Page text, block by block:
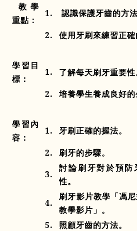
教學
重點：
1.
認識保護牙齒的方
2.
使用牙刷來練習正
學習目
標：
1. 了解每天刷牙重要性
2.
培養學生養成良好
學習內
容 ：
1.
牙刷正確的握法。
2.
刷牙的步驟。
3.
討論刷牙對於預防
性。
4.
刷牙影片教學「馮
教學影片」 。
5.
照顧牙齒的方法。